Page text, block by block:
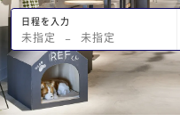
日程を入力
未指定 − 未指定